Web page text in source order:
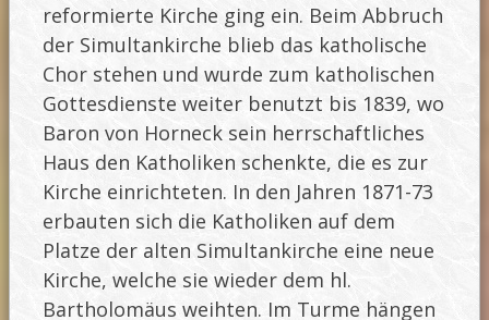
reformierte Kirche ging ein. Beim Abbruch
der Simultankirche blieb das katholische
Chor stehen und wurde zum katholischen
Gottesdienste weiter benutzt bis 1839, wo
Baron von Horneck sein herrschaftliches
Haus den Katholiken schenkte, die es zur
Kirche einrichteten. In den Jahren 1871-73
erbauten sich die Katholiken auf dem
Platze der alten Simultankirche eine neue
Kirche, welche sie wieder dem hl.
Bartholomäus weihten. Im Turme hängen